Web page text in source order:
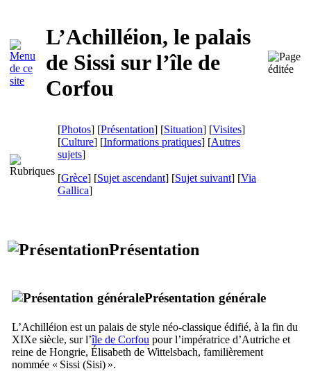
L’Achilléion, le palais
de Sissi sur l’île de
Corfou
[Photos] [Présentation] [Situation] [Visites]
[Culture] [Informations pratiques] [Autres
sujets]
[Grèce] [Sujet ascendant] [Sujet suivant] [Via
Gallica]
Présentation
Présentation générale
L’Achilléion est un palais de style néo-classique édifié, à la fin du
XIXe siècle, sur l’île de Corfou pour l’impératrice d’Autriche et
reine de Hongrie, Élisabeth de Wittelsbach, familièrement
nommée « Sissi (Sisi) ».